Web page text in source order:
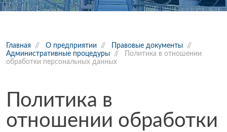
Главная // О предприятии // Правовые документы //
Административные процедуры //
Политика в отношении
обработки персональных данных
Политика в
отношении обработки